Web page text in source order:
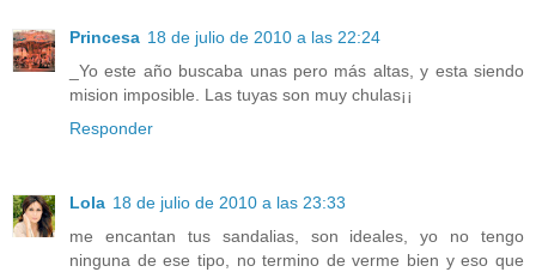
Princesa 18 de julio de 2010 a las 22:24
_Yo este año buscaba unas pero más altas, y esta siendo
mision imposible. Las tuyas son muy chulas¡¡
Responder
Lola 18 de julio de 2010 a las 23:33
me encantan tus sandalias, son ideales, yo no tengo
ninguna de ese tipo, no termino de verme bien y eso que